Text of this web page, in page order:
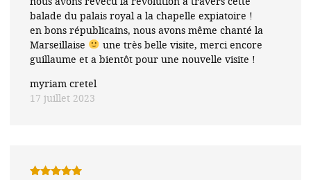
myriam cretel
17 juillet 2023
balade du palais royal a la chapelle expiatoire !
en bons républicains, nous avons même chanté la
Marseillaise
une très belle visite, merci encore
guillaume et a bientôt pour une nouvelle visite !